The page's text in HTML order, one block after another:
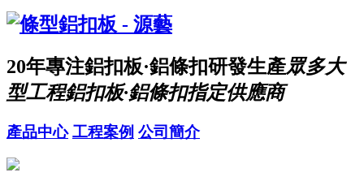
20年專注鋁扣板·鋁條扣研發生產眾多大
型工程鋁扣板·鋁條扣指定供應商
產品中心 工程案例 公司簡介